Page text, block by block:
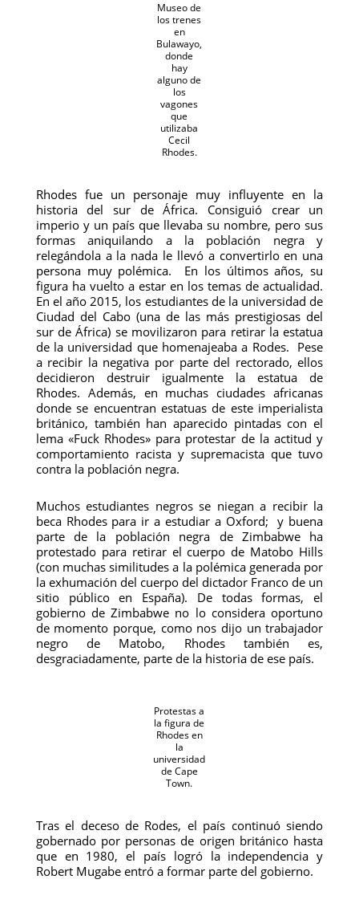
Museo de
los trenes
en
Bulawayo,
donde
hay
alguno de
los
vagones
que
utilizaba
Cecil
Rhodes.
Rhodes fue un personaje muy influyente en la
historia del sur de África. Consiguió crear un
imperio y un país que llevaba su nombre, pero sus
formas aniquilando a la población negra y
relegándola a la nada le llevó a convertirlo en una
persona muy polémica. En los últimos años, su
figura ha vuelto a estar en los temas de actualidad.
En el año 2015, los estudiantes de la universidad de
Ciudad del Cabo (una de las más prestigiosas del
sur de África) se movilizaron para retirar la estatua
de la universidad que homenajeaba a Rodes. Pese
a recibir la negativa por parte del rectorado, ellos
decidieron destruir igualmente la estatua de
Rhodes. Además, en muchas ciudades africanas
donde se encuentran estatuas de este imperialista
británico, también han aparecido pintadas con el
lema «Fuck Rhodes» para protestar de la actitud y
comportamiento racista y supremacista que tuvo
contra la población negra.
Muchos estudiantes negros se niegan a recibir la
beca Rhodes para ir a estudiar a Oxford; y buena
parte de la población negra de Zimbabwe ha
protestado para retirar el cuerpo de Matobo Hills
(con muchas similitudes a la polémica generada por
la exhumación del cuerpo del dictador Franco de un
sitio público en España). De todas formas, el
gobierno de Zimbabwe no lo considera oportuno
de momento porque, como nos dijo un trabajador
negro de Matobo, Rhodes también es,
desgraciadamente, parte de la historia de ese país.
Protestas a
la figura de
Rhodes en
la
universidad
de Cape
Town.
Tras el deceso de Rodes, el país continuó siendo
gobernado por personas de origen británico hasta
que en 1980, el país logró la independencia y
Robert Mugabe entró a formar parte del gobierno.